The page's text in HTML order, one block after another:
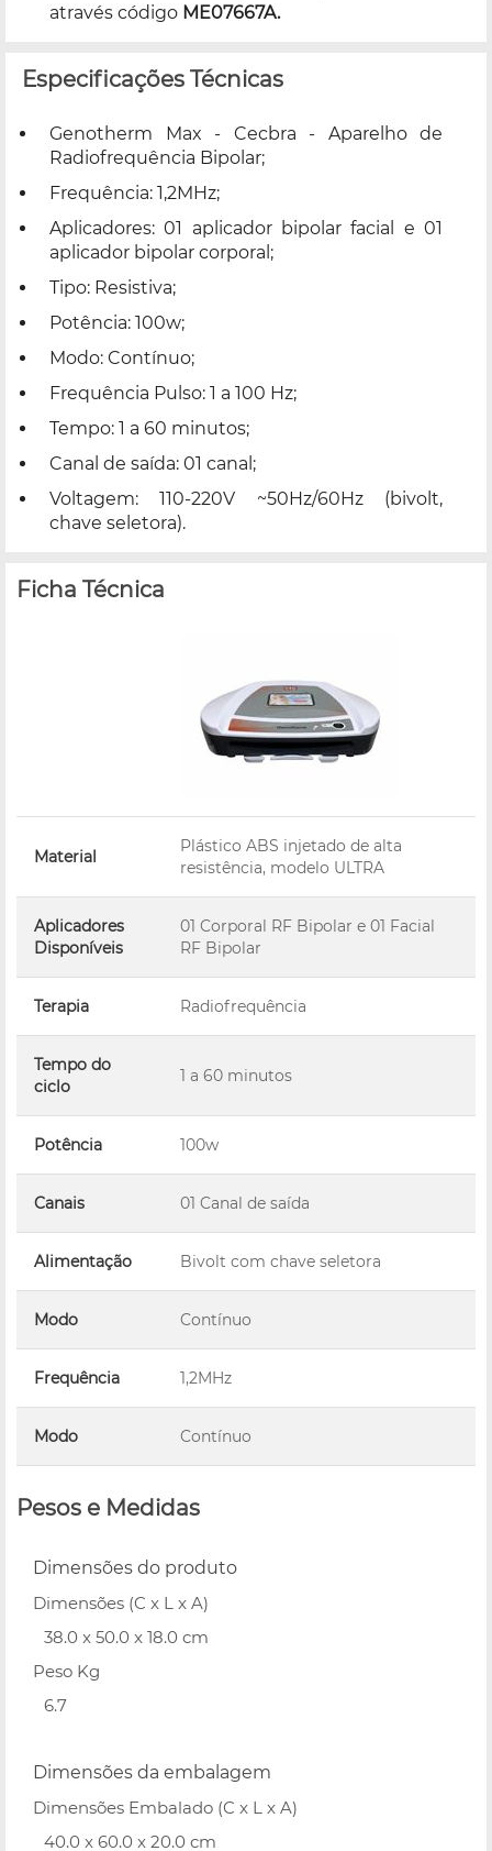
através código ME07667A.
Especificações Técnicas
Genotherm Max - Cecbra - Aparelho de
Radiofrequência Bipolar;
Frequência: 1,2MHz;
Aplicadores: 01 aplicador bipolar facial e 01
aplicador bipolar corporal;
Tipo: Resistiva;
Potência: 100w;
Modo: Contínuo;
Frequência Pulso: 1 a 100 Hz;
Tempo: 1 a 60 minutos;
Canal de saída: 01 canal;
Voltagem: 110-220V ~50Hz/60Hz (bivolt,
chave seletora).
Ficha Técnica
Material
Plástico ABS injetado de alta
resistência, modelo ULTRA
Aplicadores
Disponíveis
01 Corporal RF Bipolar e 01 Facial
RF Bipolar
Terapia Radiofrequência
Tempo do
ciclo
1 a 60 minutos
Potência 100w
Canais 01 Canal de saída
Alimentação Bivolt com chave seletora
Modo Contínuo
Frequência 1,2MHz
Modo Contínuo
Pesos e Medidas
Dimensões do produto
Dimensões (C x L x A)
38.0 x 50.0 x 18.0 cm
Peso Kg
6.7
Dimensões da embalagem
Dimensões Embalado (C x L x A)
40.0 x 60.0 x 20.0 cm